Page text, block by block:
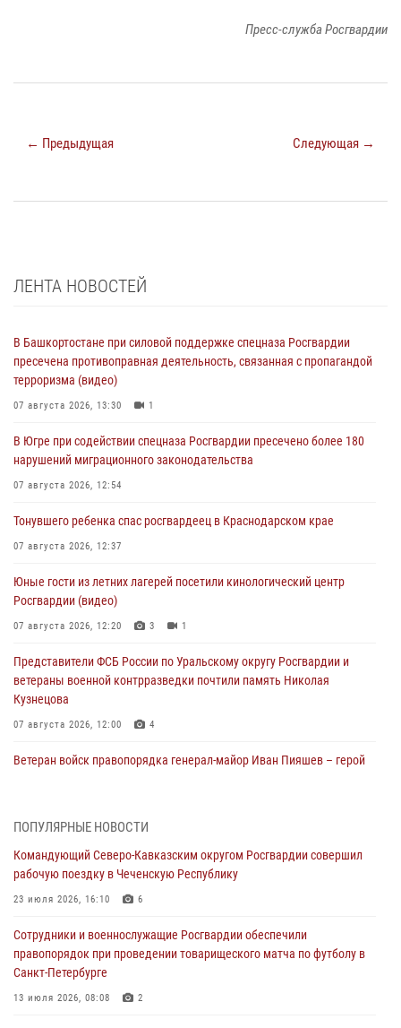
Пресс-служба Росгвардии
← Предыдущая Следующая →
ЛЕНТА НОВОСТЕЙ
В Башкортостане при силовой поддержке спецназа Росгвардии
пресечена противоправная деятельность, связанная с пропагандой
терроризма (видео)
07 августа 2026, 13:30 1
В Югре при содействии спецназа Росгвардии пресечено более 180
нарушений миграционного законодательства
07 августа 2026, 12:54
Тонувшего ребенка спас росгвардеец в Краснодарском крае
07 августа 2026, 12:37
Юные гости из летних лагерей посетили кинологический центр
Росгвардии (видео)
07 августа 2026, 12:20 3 1
Представители ФСБ России по Уральскому округу Росгвардии и
ветераны военной контрразведки почтили память Николая
Кузнецова
07 августа 2026, 12:00 4
Ветеран войск правопорядка генерал-майор Иван Пияшев – герой
Смольного собора в Санкт-Петербурге (видео)
07 августа 2026, 11:34
взрывобезопасности
07 августа 2026, 11:33
Рэпер ST посетил раненых росгвардейцев в Главном военном
ПОПУЛЯРНЫЕ НОВОСТИ
Командующий Северо-Кавказским округом Росгвардии совершил
рабочую поездку в Чеченскую Республику
23 июля 2026, 16:10 6
Сотрудники и военнослужащие Росгвардии обеспечили
правопорядок при проведении товарищеского матча по футболу в
Санкт-Петербурге
13 июля 2026, 08:08 2